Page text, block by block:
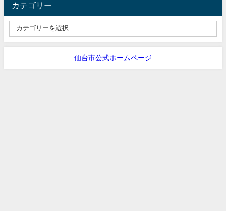
カテゴリー
仙台市公式ホームページ